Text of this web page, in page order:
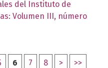
del Instituto de
Volumen III, número
6 7 8 > >>